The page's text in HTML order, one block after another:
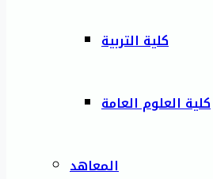
كلية التربية
كلية العلوم العامة
المعاهد